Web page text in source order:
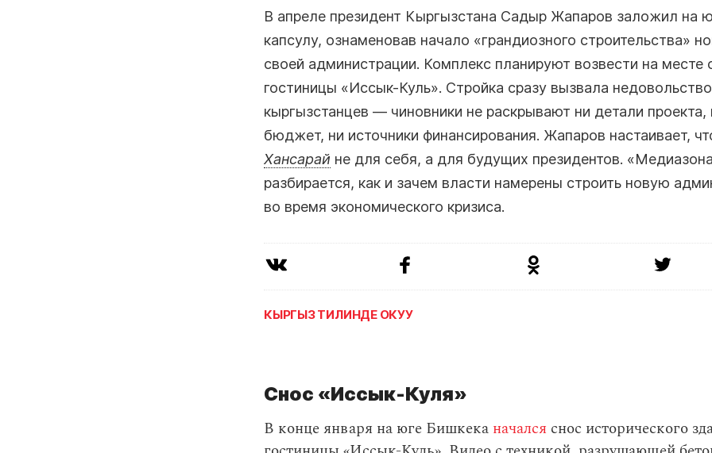
В апреле президент Кыргызстана Садыр Жапаров заложил на
капсулу, ознаменовав начало «грандиозного строительства»
своей администрации. Комплекс планируют возвести на месте
гостиницы «Иссык-Куль». Стройка сразу вызвала недовольство
кыргызстанцев — чиновники не раскрывают ни детали проекта,
бюджет, ни источники финансирования. Жапаров настаивает,
Хансарай не для себя, а для будущих президентов.
разбирается, как и зачем власти намерены строить новую
во время экономического кризиса.
КЫРГЫЗ ТИЛИНДЕ ОКУУ
Снос «Иссык-Куля»
В конце января на юге Бишкека начался снос исторического